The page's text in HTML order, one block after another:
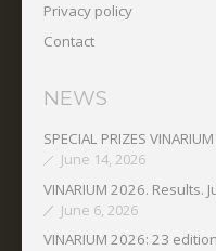
Privacy policy
Contact
NEWS
SPECIAL PRIZES
June 14, 2026
VINARIUM 2026. Results.
June 6, 2026
VINARIUM 2026: 23